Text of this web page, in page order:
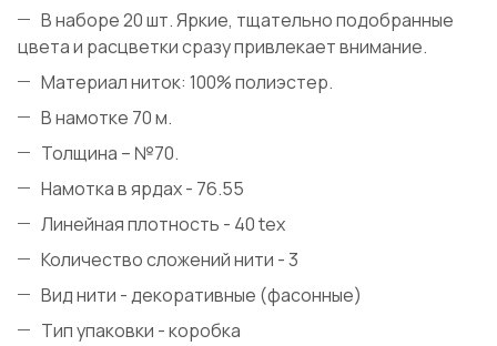
В наборе 20 шт. Яркие, тщательно подобранные
цвета и расцветки сразу привлекает внимание.
Материал ниток: 100% полиэстер.
В намотке 70 м.
Толщина – №70.
Намотка в ярдах - 76.55
Линейная плотность - 40 tex
Количество сложений нити - 3
Вид нити - декоративные (фасонные)
Тип упаковки - коробка